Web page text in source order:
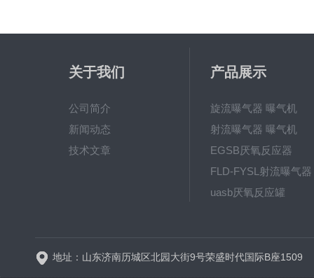
关于我们
公司简介
新闻动态
技术文章
产品展示
旋流曝气器 曝气机
射流曝气器 曝气机
EGSB厌氧反应器
FLD-FYSL射流曝气器
uasb厌氧反应罐
地址：山东济南历城区北园大街9号荣盛时代国际B座1509